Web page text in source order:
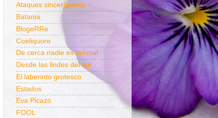
Ataques sincerígenos
Batania
BlogeRRe
Coeliquore
De cerca nadie es normal
Desde las lindes del sur
El laberinto grotesco
Estados
Eva Picazo
FOOL